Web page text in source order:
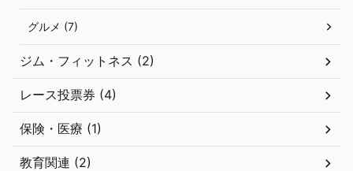
グルメ (7)
ジム・フィットネス (2)
レース投票券 (4)
保険・医療 (1)
教育関連 (2)